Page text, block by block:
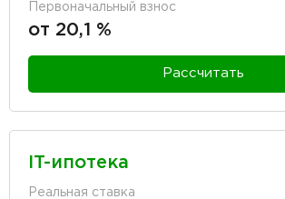
Первоначальный взнос
от 20,1 %
Рассчитать
IT-ипотека
Реальная ставка